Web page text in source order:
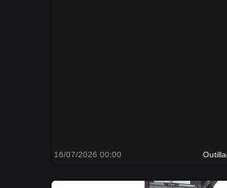
16/07/2026 00:00